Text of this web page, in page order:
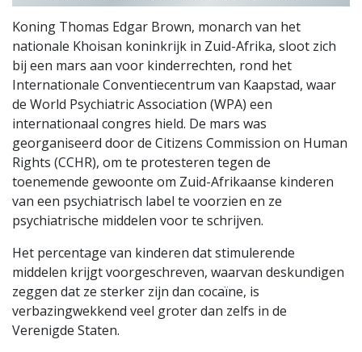
Koning Thomas Edgar Brown, monarch van het
nationale Khoisan koninkrijk in Zuid-Afrika, sloot zich
bij een mars aan voor kinderrechten, rond het
Internationale Conventiecentrum van Kaapstad, waar
de World Psychiatric Association (WPA) een
internationaal congres hield. De mars was
georganiseerd door de Citizens Commission on Human
Rights (CCHR), om te protesteren tegen de
toenemende gewoonte om Zuid-Afrikaanse kinderen
van een psychiatrisch label te voorzien en ze
psychiatrische middelen voor te schrijven.
Het percentage van kinderen dat stimulerende
middelen krijgt voorgeschreven, waarvan deskundigen
zeggen dat ze sterker zijn dan cocaïne, is
verbazingwekkend veel groter dan zelfs in de
Verenigde Staten.